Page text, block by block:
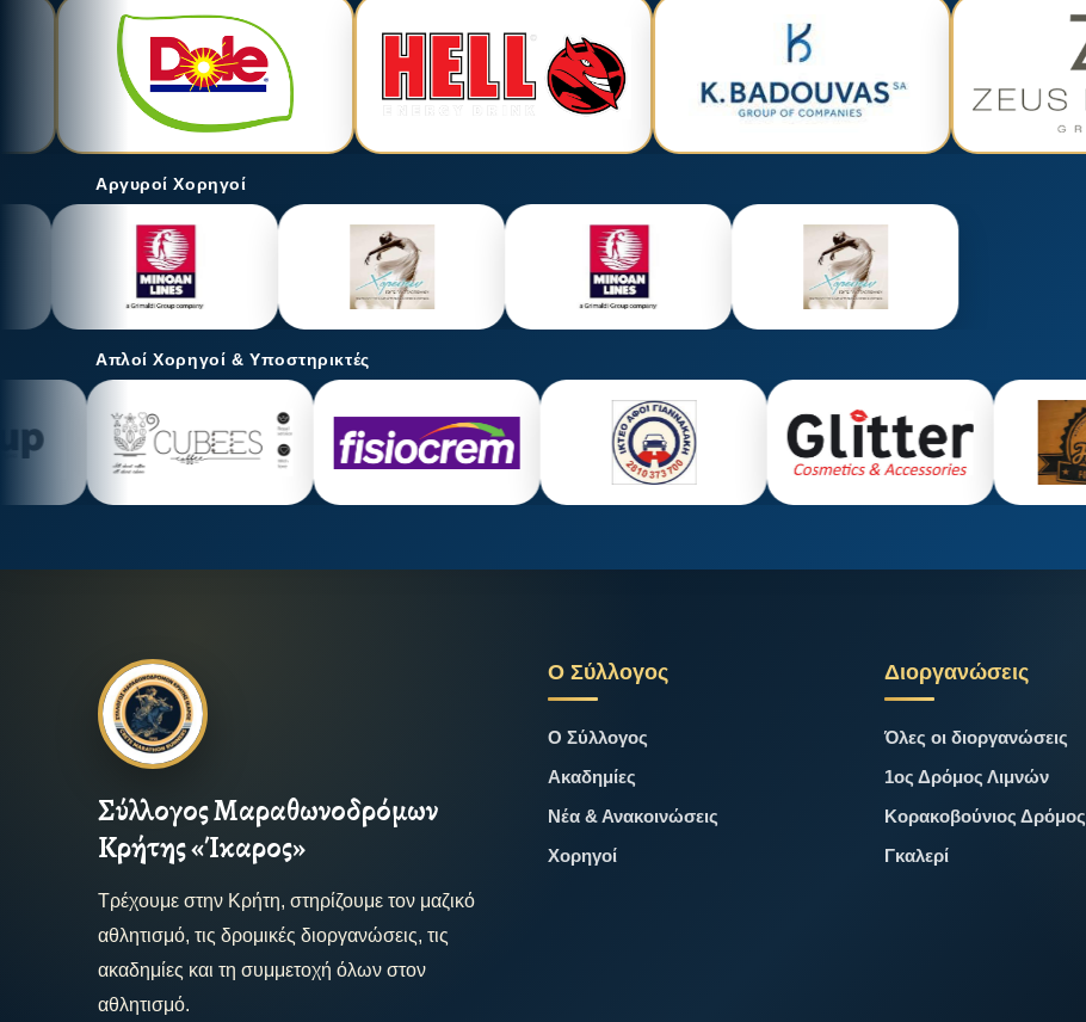
Αργυροί Χορηγοί
Απλοί Χορηγοί & Υποστηρικτές
Σύλλογος Μαραθωνοδρόμων
Κρήτης «Ίκαρος»
Τρέχουμε στην Κρήτη, στηρίζουμε τον μαζικό
αθλητισμό, τις δρομικές διοργανώσεις, τις
ακαδημίες και τη συμμετοχή όλων στον
αθλητισμό.
Ο Σύλλογος
Ο Σύλλογος
Ακαδημίες
Νέα & Ανακοινώσεις
Χορηγοί
Διοργανώσεις
Όλες οι διοργανώσεις
1ος Δρόμος Λιμνών
Κορακοβούνιος Δρόμος
Γκαλερί